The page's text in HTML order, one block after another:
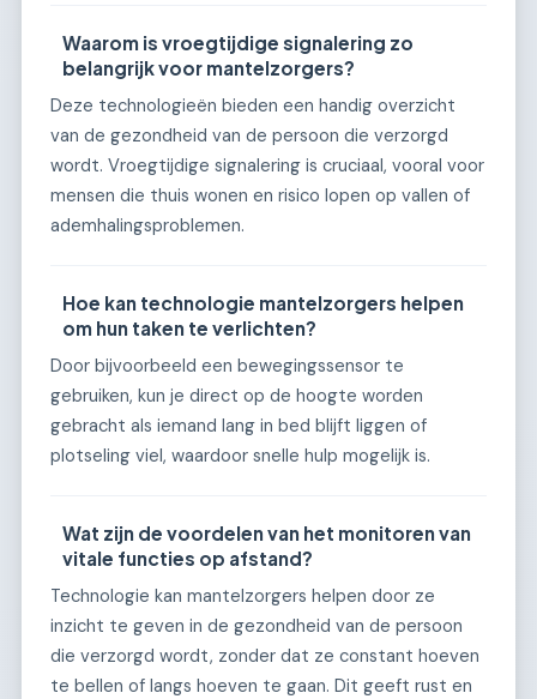
Waarom is vroegtijdige signalering zo
belangrijk voor mantelzorgers?
Deze technologieën bieden een handig overzicht
van de gezondheid van de persoon die verzorgd
wordt. Vroegtijdige signalering is cruciaal, vooral voor
mensen die thuis wonen en risico lopen op vallen of
ademhalingsproblemen.
Hoe kan technologie mantelzorgers helpen
om hun taken te verlichten?
Door bijvoorbeeld een bewegingssensor te
gebruiken, kun je direct op de hoogte worden
gebracht als iemand lang in bed blijft liggen of
plotseling viel, waardoor snelle hulp mogelijk is.
Wat zijn de voordelen van het monitoren van
vitale functies op afstand?
Technologie kan mantelzorgers helpen door ze
inzicht te geven in de gezondheid van de persoon
die verzorgd wordt, zonder dat ze constant hoeven
te bellen of langs hoeven te gaan. Dit geeft rust en